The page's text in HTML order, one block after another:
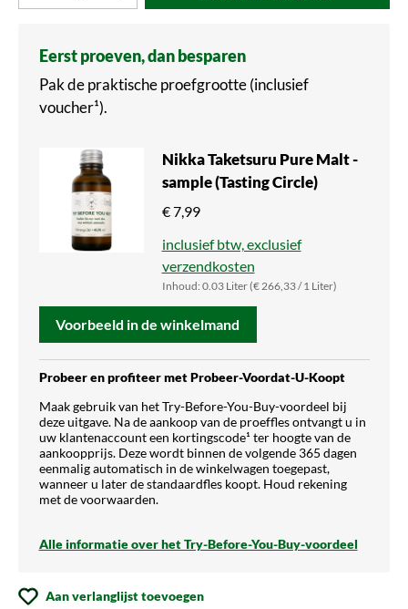
Eerst proeven, dan besparen
Pak de praktische proefgrootte (inclusief
voucher¹).
Nikka Taketsuru Pure Malt -
sample (Tasting Circle)
€ 7,99
inclusief btw, exclusief
verzendkosten
Inhoud: 0.03 Liter(€ 266,33 / 1 Liter)
Voorbeeld in de winkelmand
Probeer en profiteer met Probeer-Voordat-U-Koopt
Maak gebruik van het Try-Before-You-Buy-voordeel bij
deze uitgave. Na de aankoop van de proeffles ontvangt u in
uw klantenaccount een kortingscode¹ ter hoogte van de
aankoopprijs. Deze wordt binnen de volgende 365 dagen
eenmalig automatisch in de winkelwagen toegepast,
wanneer u later de standaardfles koopt. Houd rekening
met de voorwaarden.
Alle informatie over het Try-Before-You-Buy-voordeel
Aan verlanglijst toevoegen